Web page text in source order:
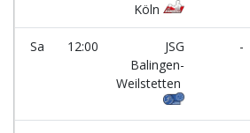
Köln
Sa 12:00
JSG
Balingen-
Weilstetten
-